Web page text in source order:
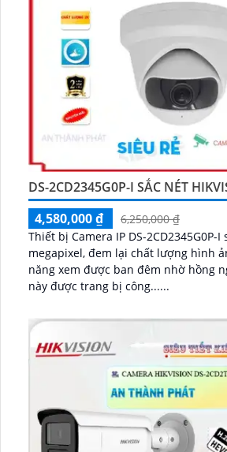
DS-2CD2345G0P-I SẮC NÉT
4,580,000 ₫
6,250,000 ₫
Thiết bị Camera IP DS-2CD2345G0P-
megapixel, đem lại chất lượng hình ảnh
năng xem được ban đêm nhờ hồng
này được trang bị công......